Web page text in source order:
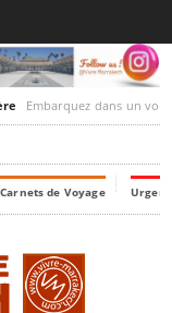
Embarquez dans un voyage culturel dans le
de Voyage